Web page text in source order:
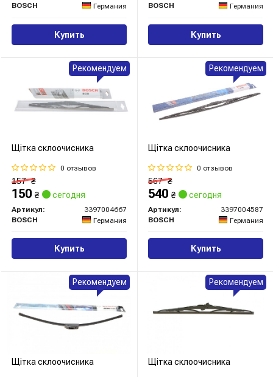
BOSCH
Германия
Купить
BOSCH
Германия
Купить
Щітка склоочисника
0 отзывов
157₴
150 ₴ сегодня
Артикул:
3397004667
BOSCH
Германия
Купить
Рекомендуем
Щітка склоочисника
0 отзывов
567₴
540 ₴ сегодня
Артикул:
3397004587
BOSCH
Германия
Купить
Рекомендуем
Щітка склоочисника
Рекомендуем
Щітка склоочисника
Рекомендуем